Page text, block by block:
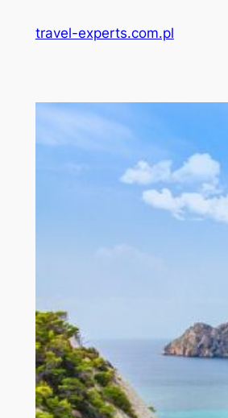
travel-experts.com.pl